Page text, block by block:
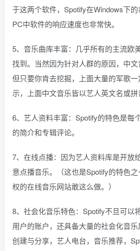
于这两个软件，Spotify在Windows下
PC中软件的响应速度也非常快。
5、音乐曲库丰富：几乎所有的主流欧
找到。当然因为针对人群的原因，中文
但只要你肯去挖掘，上面大量的军歌
示，上面中文音乐皆以艺人英文名或拼
6、艺人资料丰富：Spotify的特色是每
的简介和专辑评论。
7、在线点播：因为艺人资料库是开放
意点播音乐。（这也是Spotify的特色
权的在线音乐网站敢这么做。）
8、社会化音乐特色：Spotify不旦可以
用户的账户，还具备大量的社会化音
创建与分享，艺人电台，音乐推荐，